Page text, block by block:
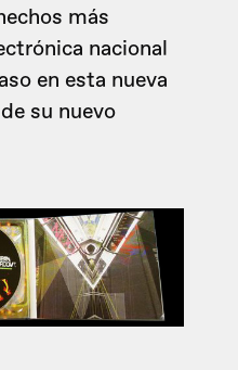
más
nacional
en esta nueva
su nuevo